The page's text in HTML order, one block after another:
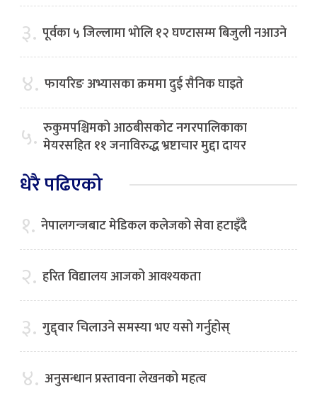
३. पूर्वका ५ जिल्लामा भाेलि १२ घण्टासम्म बिजुली नआउने
४. फायरिङ अभ्यासका क्रममा दुई सैनिक घाइते
५. रुकुमपश्चिमको आठबीसकोट नगरपालिकाका
मेयरसहित ११ जनाविरुद्ध भ्रष्टाचार मुद्दा दायर
धेरै पढिएको
१. नेपालगन्जबाट मेडिकल कलेजको सेवा हटाइँदै
२. हरित विद्यालय आजको आवश्यकता
३. गुद्द्वार चिलाउने समस्या भए यसो गर्नुहोस्
४. अनुसन्धान प्रस्तावना लेखनको महत्व